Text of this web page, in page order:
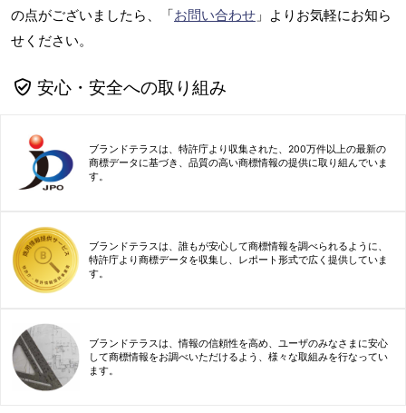
の点がございましたら、「お問い合わせ 」よりお気軽にお知ら
せください。
安心・安全への取り組み
ブランドテラスは、特許庁より収集された、200万件以上の最新の
商標データに基づき、品質の高い商標情報の提供に取り組んでいま
す。
ブランドテラスは、誰もが安心して商標情報を調べられるように、
特許庁より商標データを収集し、レポート形式で広く提供していま
す。
ブランドテラスは、情報の信頼性を高め、ユーザのみなさまに安心
して商標情報をお調べいただけるよう、様々な取組みを行なってい
ます。